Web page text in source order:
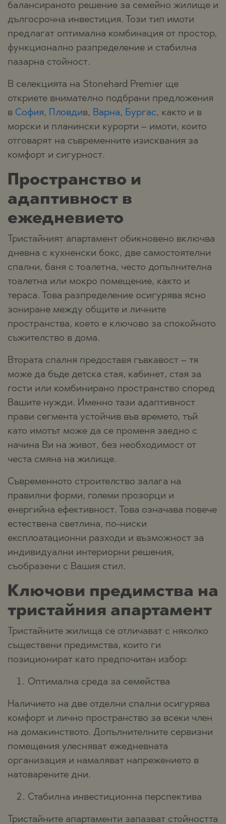
балансираното решение за семейно жилище и
дългосрочна инвестиция. Този тип имоти
предлагат оптимална комбинация от простор,
функционално разпределение и стабилна
пазарна стойност.
В селекцията на Stonehard Premier ще
откриете внимателно подбрани предложения
в София, Пловдив, Варна, Бургас, както и в
морски и планински курорти – имоти, които
отговарят на съвременните изисквания за
комфорт и сигурност.
Пространство и
адаптивност в
ежедневието
Тристайният апартамент обикновено включва
дневна с кухненски бокс, две самостоятелни
спални, баня с тоалетна, често допълнителна
тоалетна или мокро помещение, както и
тераса. Това разпределение осигурява ясно
зониране между общите и личните
пространства, което е ключово за спокойното
съжителство в дома.
Втората спалня предоставя гъвкавост – тя
може да бъде детска стая, кабинет, стая за
гости или комбинирано пространство според
Вашите нужди. Именно тази адаптивност
прави сегмента устойчив във времето, тъй
като имотът може да се променя заедно с
начина Ви на живот, без необходимост от
честа смяна на жилище.
Съвременното строителство залага на
правилни форми, големи прозорци и
енергийна ефективност. Това означава повече
естествена светлина, по-ниски
експлоатационни разходи и възможност за
индивидуални интериорни решения,
съобразени с Вашия стил.
Ключови предимства на
тристайния апартамент
Тристайните жилища се отличават с няколко
съществени предимства, които ги
позиционират като предпочитан избор:
Оптимална среда за семейства
Наличието на две отделни спални осигурява
комфорт и лично пространство за всеки член
на домакинството. Допълнителните сервизни
помещения улесняват ежедневната
организация и намаляват напрежението в
натоварените дни.
Стабилна инвестиционна перспектива
Тристайните апартаменти запазват стойността